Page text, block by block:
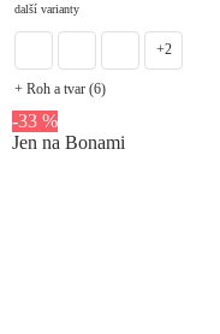
další varianty
+2
+ Roh a tvar (6)
-33 %
Jen na Bonami